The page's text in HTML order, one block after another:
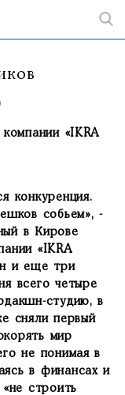
«IKRA
конкуренция.
собьем», -
в Кирове
«IKRA
и еще три
всего четыре
студию, в
сняли первый
мир
не понимая в
в финансах и
строить